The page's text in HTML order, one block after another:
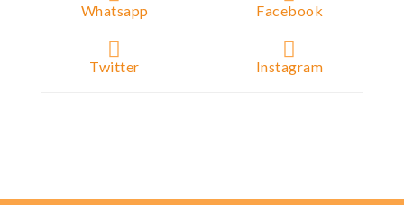
Whatsapp Facebook
Twitter Instagram